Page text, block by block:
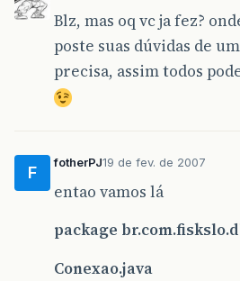
Blz, mas oq vc ja fez?
poste suas dúvidas de
precisa, assim todos
F
fotherPJ19 de fev. de 2007
entao vamos lá
package
Conexao.java